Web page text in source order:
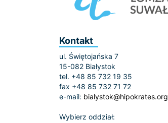
Kontakt
ul. Świętojańska 7
15-082 Białystok
tel. +48 85 732 19 35
fax +48 85 732 71 72
e-mail: bialystok@hipokrates.org
Wybierz oddział: